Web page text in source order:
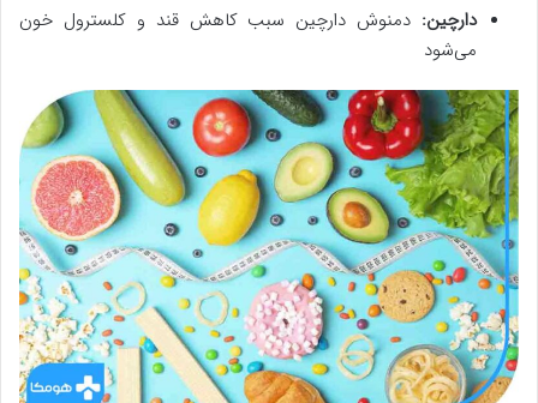
دارچین: دمنوش دارچین سبب کاهش قند و کلسترول خون
می‌شود